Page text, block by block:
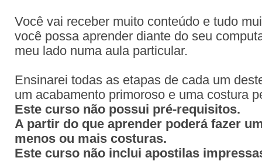
Você vai receber muito conteúdo e tudo
você possa aprender diante do seu
meu lado numa aula particular.
Ensinarei todas as etapas de cada um
um acabamento primoroso e uma costura
Este curso não possui pré-requisitos.
A partir do que aprender poderá fazer
menos ou mais costuras.
Este curso não inclui apostilas